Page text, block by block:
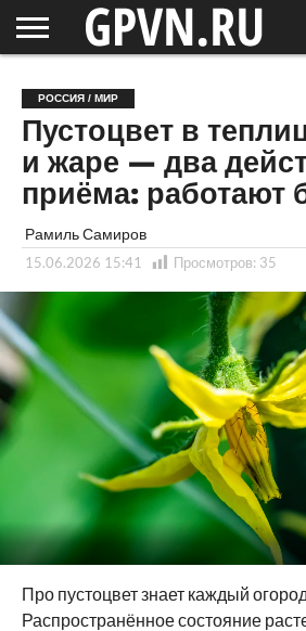
ОБЛАСТЬ
НОВОСТИ
СОСЕДЕЙ
РОССИЯ
/ МИР
СПЕЦПРОЕКТЫ
БЛОГ
СТАТЬИ
ФОТОРЕПОРТАЖИ
ИНТЕРВЬЮ
ОБЪЕКТЫ
ПОДБОРКИ
РОССИЯ / МИР
Пустоцвет в
и жаре — два
приёма: работают
Рамиль Самиров
15.06.2026 15:41 Просмотров: 35
Про пустоцвет знает каждый
Распространённое состояние